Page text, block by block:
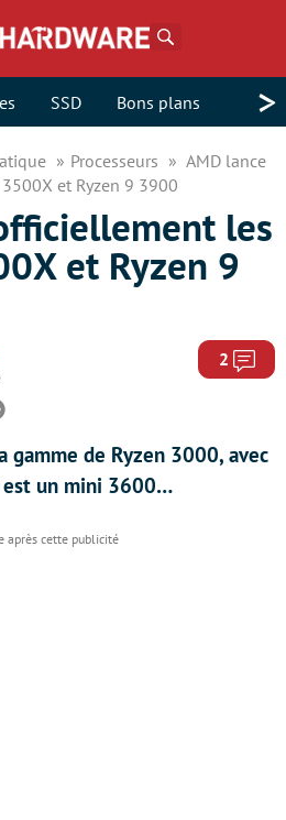
SSD Bons plans >
Processeurs
AMD lance
et Ryzen 9 3900
les
et Ryzen 9
2
gamme de Ryzen 3000, avec
un mini 3600…